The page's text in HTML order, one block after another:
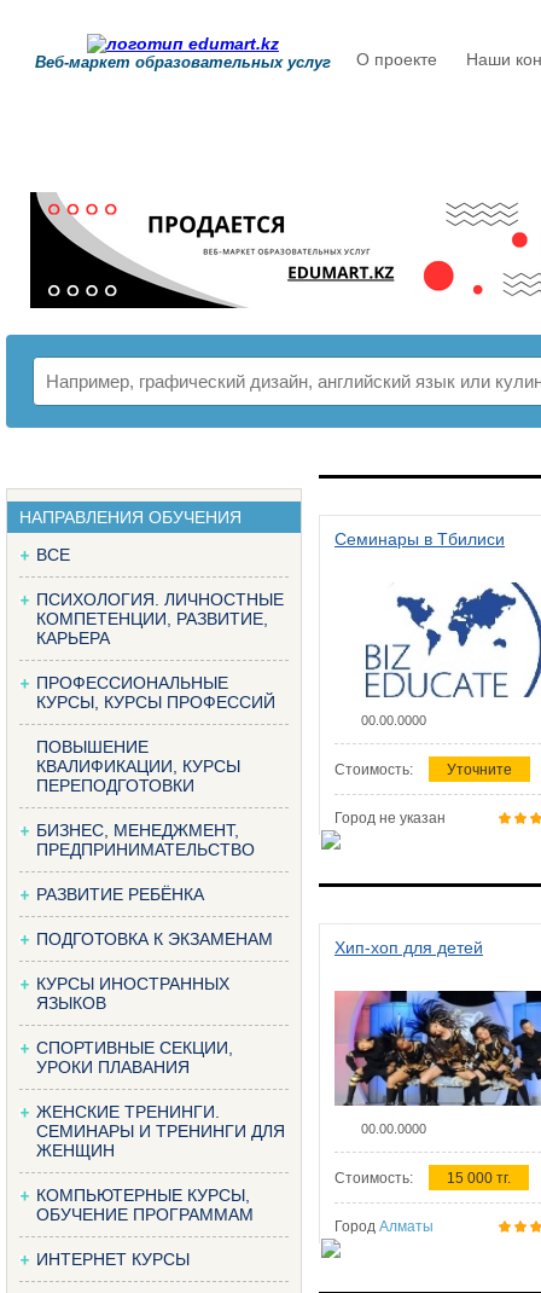
Веб-маркет образовательных услуг О проекте Наши
НАПРАВЛЕНИЯ ОБУЧЕНИЯ
ВСЕ
ПСИХОЛОГИЯ. ЛИЧНОСТНЫЕ
КОМПЕТЕНЦИИ, РАЗВИТИЕ,
КАРЬЕРА
ПРОФЕССИОНАЛЬНЫЕ
КУРСЫ, КУРСЫ ПРОФЕССИЙ
ПОВЫШЕНИЕ
КВАЛИФИКАЦИИ, КУРСЫ
ПЕРЕПОДГОТОВКИ
БИЗНЕС, МЕНЕДЖМЕНТ,
ПРЕДПРИНИМАТЕЛЬСТВО
РАЗВИТИЕ РЕБЁНКА
ПОДГОТОВКА К ЭКЗАМЕНАМ
КУРСЫ ИНОСТРАННЫХ
ЯЗЫКОВ
СПОРТИВНЫЕ СЕКЦИИ,
УРОКИ ПЛАВАНИЯ
ЖЕНСКИЕ ТРЕНИНГИ.
СЕМИНАРЫ И ТРЕНИНГИ ДЛЯ
ЖЕНЩИН
КОМПЬЮТЕРНЫЕ КУРСЫ,
ОБУЧЕНИЕ ПРОГРАММАМ
ИНТЕРНЕТ КУРСЫ
Семинары в Тбилиси
00.00.0000
Стоимость: Уточните
Город не указан
Хип-хоп для детей
00.00.0000
Стоимость: 15 000 тг.
Город Алматы